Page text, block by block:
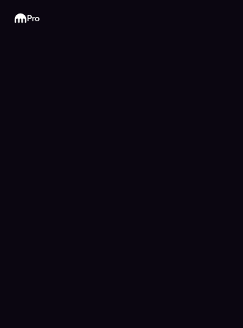
Kraken
Pro